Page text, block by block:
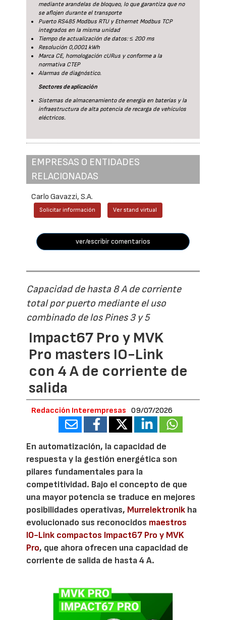
mediante arandelas de bloqueo, lo que garantiza que no
se aflojen durante el transporte
Puerto RS485 Modbus RTU y Ethernet Modbus TCP
integrados en la misma unidad
Tiempo de actualización de datos: ≤ 200 ms
Resolución 0,0001 kWh
Marca CE, homologación cURus y conforme a la
normativa CTEP
Alarmas de diagnóstico.
Sectores de aplicación
Sistemas de almacenamiento de energía en baterías y la
infraestructura de alta potencia de recarga de vehículos
eléctricos.
EMPRESAS O ENTIDADES
RELACIONADAS
Carlo Gavazzi, S.A.
Solicitar información Ver stand virtual
ver/escribir comentarios
Capacidad de hasta 8 A de corriente
total por puerto mediante el uso
combinado de los Pines 3 y 5
Impact67 Pro y MVK
Pro masters IO-Link
con 4 A de corriente de
salida
Redacción Interempresas 09/07/2026
En automatización, la capacidad de
respuesta y la gestión energética son
pilares fundamentales para la
competitividad. Bajo el concepto de que
una mayor potencia se traduce en mejores
posibilidades operativas, Murrelektronik ha
evolucionado sus reconocidos maestros
IO-Link compactos Impact67 Pro y MVK
Pro, que ahora ofrecen una capacidad de
corriente de salida de hasta 4 A.